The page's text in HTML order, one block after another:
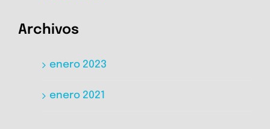
Archivos
enero 2023
enero 2021